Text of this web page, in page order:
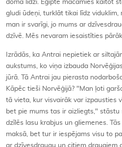
domā līdzi. Ēģiptē mācāmies kaitot
gludi ūdeņi, turklāt tikai līdz viduklim,
man ir svarīgi, jo mums ar
dzīvē. Mēs nevaram iesaistīties
Izrādās, ka Antrai nepietiek ar
aukstums, ko viņa izbauda
jūrā. Tā Antrai jau pierasta
Kāpēc tieši Norvēģijā? "Man ļoti
tā vieta, kur visvairāk var izpausties
bet pie mums tas ir aizliegts,"
dzīlēs lasu krabjus un gliemenes.
maksā, bet tur ir iespējams visu to